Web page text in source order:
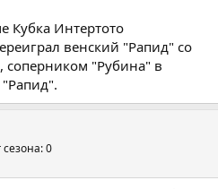
Кубка Интертото
венский "Рапид" со
соперником "Рубина" в
сезона: 0